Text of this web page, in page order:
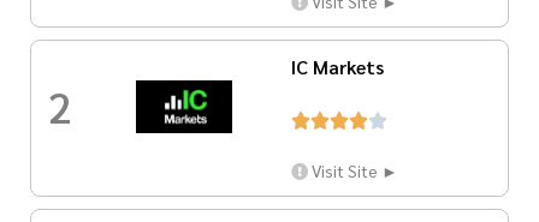
2
IC Markets

Visit Site ►